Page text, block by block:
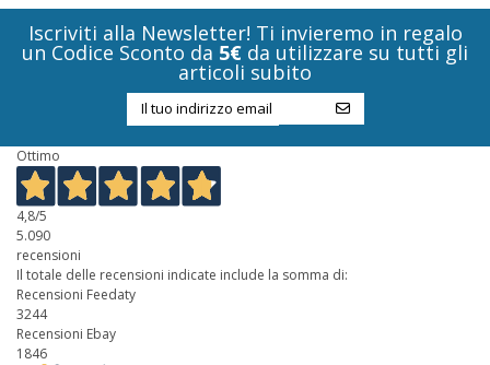
Iscriviti alla Newsletter! Ti invieremo in regalo
un Codice Sconto da 5€ da utilizzare su tutti gli
articoli subito
Ottimo
4,8/5
5.090
recensioni
Il totale delle recensioni indicate include la somma di:
Recensioni Feedaty
3244
Recensioni Ebay
1846